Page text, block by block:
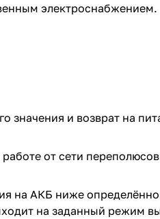
значения и возврат на
от сети
на АКБ ниже
на заданный режим